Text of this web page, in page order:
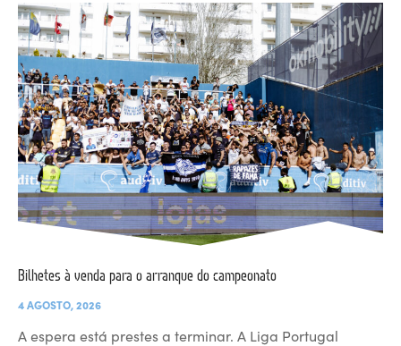
Bilhetes à venda para o arranque do campeonato
4 AGOSTO, 2026
A espera está prestes a terminar. A Liga Portugal